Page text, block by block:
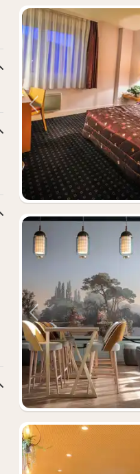
Vorheriges Bild
Vorheriges Bild